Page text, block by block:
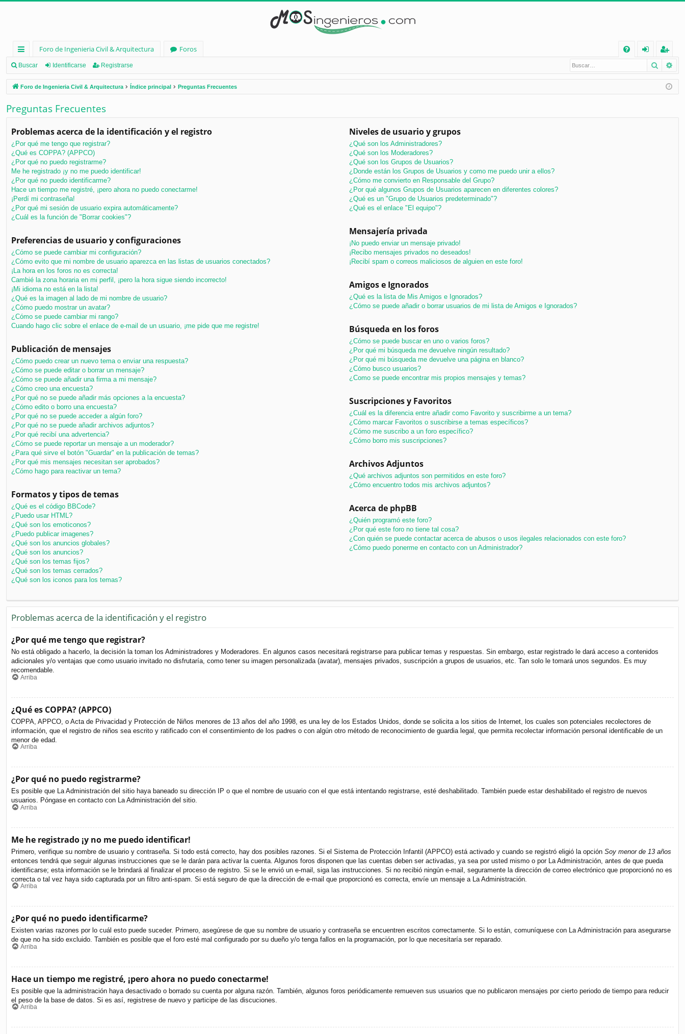
nl
ac
es
rá
pi
d
os
Foro de Ingenieria Civil & Arquitectura
Foros
Q
nt
ifi
eg
ist
ra
Buscar Identificarse Registrarse Buscar
Foro de Ingenieria Civil & Arquitectura Índice principal Preguntas Frecuentes
Preguntas Frecuentes
Problemas acerca de la identificación y el registro
¿Por qué me tengo que registrar?
¿Qué es COPPA? (APPCO)
¿Por qué no puedo registrarme?
Me he registrado ¡y no me puedo identificar!
¿Por qué no puedo identificarme?
Hace un tiempo me registré, ¡pero ahora no puedo conectarme!
¡Perdí mi contraseña!
¿Por qué mi sesión de usuario expira automáticamente?
¿Cuál es la función de "Borrar cookies"?
Preferencias de usuario y configuraciones
¿Cómo se puede cambiar mi configuración?
¿Cómo evito que mi nombre de usuario aparezca en las listas de usuarios conectados?
¡La hora en los foros no es correcta!
Cambié la zona horaria en mi perfil, ¡pero la hora sigue siendo incorrecto!
¡Mi idioma no está en la lista!
¿Qué es la imagen al lado de mi nombre de usuario?
¿Cómo puedo mostrar un avatar?
¿Cómo se puede cambiar mi rango?
Cuando hago clic sobre el enlace de e-mail de un usuario, ¡me pide que me registre!
Publicación de mensajes
¿Cómo puedo crear un nuevo tema o enviar una respuesta?
¿Cómo se puede editar o borrar un mensaje?
¿Cómo se puede añadir una firma a mi mensaje?
¿Cómo creo una encuesta?
¿Por qué no se puede añadir más opciones a la encuesta?
¿Cómo edito o borro una encuesta?
¿Por qué no se puede acceder a algún foro?
¿Por qué no se puede añadir archivos adjuntos?
¿Por qué recibí una advertencia?
¿Cómo se puede reportar un mensaje a un moderador?
¿Para qué sirve el botón "Guardar" en la publicación de temas?
¿Por qué mis mensajes necesitan ser aprobados?
¿Cómo hago para reactivar un tema?
Formatos y tipos de temas
¿Qué es el código BBCode?
¿Puedo usar HTML?
¿Qué son los emoticonos?
¿Puedo publicar imagenes?
¿Qué son los anuncios globales?
¿Qué son los anuncios?
¿Qué son los temas fijos?
¿Qué son los temas cerrados?
¿Qué son los iconos para los temas?
Niveles de usuario y grupos
¿Qué son los Administradores?
¿Qué son los Moderadores?
¿Qué son los Grupos de Usuarios?
¿Donde están los Grupos de Usuarios y como me puedo unir a ellos?
¿Cómo me convierto en Responsable del Grupo?
¿Por qué algunos Grupos de Usuarios aparecen en diferentes colores?
¿Qué es un "Grupo de Usuarios predeterminado"?
¿Qué es el enlace "El equipo"?
Mensajería privada
¡No puedo enviar un mensaje privado!
¡Recibo mensajes privados no deseados!
¡Recibí spam o correos maliciosos de alguien en este foro!
Amigos e Ignorados
¿Qué es la lista de Mis Amigos e Ignorados?
¿Cómo se puede añadir o borrar usuarios de mi lista de Amigos e Ignorados?
Búsqueda en los foros
¿Cómo se puede buscar en uno o varios foros?
¿Por qué mi búsqueda me devuelve ningún resultado?
¿Por qué mi búsqueda me devuelve una página en blanco?
¿Cómo busco usuarios?
¿Como se puede encontrar mis propios mensajes y temas?
Suscripciones y Favoritos
¿Cuál es la diferencia entre añadir como Favorito y suscribirme a un tema?
¿Cómo marcar Favoritos o suscribirse a temas específicos?
¿Cómo me suscribo a un foro específico?
¿Cómo borro mis suscripciones?
Archivos Adjuntos
¿Qué archivos adjuntos son permitidos en este foro?
¿Cómo encuentro todos mis archivos adjuntos?
Acerca de phpBB
¿Quién programó este foro?
¿Por qué este foro no tiene tal cosa?
¿Con quién se puede contactar acerca de abusos o usos ilegales relacionados con este foro?
¿Cómo puedo ponerme en contacto con un Administrador?
Problemas acerca de la identificación y el registro
¿Por qué me tengo que registrar?
No está obligado a hacerlo, la decisión la toman los Administradores y Moderadores. En algunos casos necesitará registrarse para publicar temas y respuestas. Sin embargo, estar registrado le dará acceso a contenidos
adicionales y/o ventajas que como usuario invitado no disfrutaría, como tener su imagen personalizada (avatar), mensajes privados, suscripción a grupos de usuarios, etc. Tan solo le tomará unos segundos. Es muy
recomendable.
Arriba
¿Qué es COPPA? (APPCO)
COPPA, APPCO, o Acta de Privacidad y Protección de Niños menores de 13 años del año 1998, es una ley de los Estados Unidos, donde se solicita a los sitios de Internet, los cuales son potenciales recolectores de
información, que el registro de niños sea escrito y ratificado con el consentimiento de los padres o con algún otro método de reconocimiento de guardia legal, que permita recolectar información personal identificable de un
menor de edad.
Arriba
¿Por qué no puedo registrarme?
Es posible que La Administración del sitio haya baneado su dirección IP o que el nombre de usuario con el que está intentando registrarse, esté deshabilitado. También puede estar deshabilitado el registro de nuevos
usuarios. Póngase en contacto con La Administración del sitio.
Arriba
Me he registrado ¡y no me puedo identificar!
Primero, verifique su nombre de usuario y contraseña. Si todo está correcto, hay dos posibles razones. Si el Sistema de Protección Infantil (APPCO) está activado y cuando se registró eligió la opción Soy menor de 13 años
entonces tendrá que seguir algunas instrucciones que se le darán para activar la cuenta. Algunos foros disponen que las cuentas deben ser activadas, ya sea por usted mismo o por La Administración, antes de que pueda
identificarse; esta información se le brindará al finalizar el proceso de registro. Si se le envió un e-mail, siga las instrucciones. Si no recibió ningún e-mail, seguramente la dirección de correo electrónico que proporcionó no es
correcta o tal vez haya sido capturada por un filtro anti-spam. Si está seguro de que la dirección de e-mail que proporcionó es correcta, envíe un mensaje a La Administración.
Arriba
¿Por qué no puedo identificarme?
Existen varias razones por lo cuál esto puede suceder. Primero, asegúrese de que su nombre de usuario y contraseña se encuentren escritos correctamente. Si lo están, comuníquese con La Administración para asegurarse
de que no ha sido excluido. También es posible que el foro esté mal configurado por su dueño y/o tenga fallos en la programación, por lo que necesitaría ser reparado.
Arriba
Hace un tiempo me registré, ¡pero ahora no puedo conectarme!
Es posible que la administración haya desactivado o borrado su cuenta por alguna razón. También, algunos foros periódicamente remueven sus usuarios que no publicaron mensajes por cierto periodo de tiempo para reducir
el peso de la base de datos. Si es así, registrese de nuevo y participe de las discuciones.
Arriba